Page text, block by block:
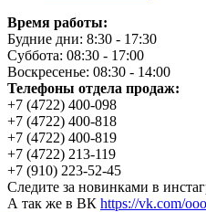
Время работы:
Будние дни: 8:30 - 17:30
Суббота: 08:30 - 17:00
Воскресенье: 08:30 - 14:00
Телефоны отдела продаж:
+7 (4722) 400-098
+7 (4722) 400-818
+7 (4722) 400-819
+7 (4722) 213-119
+7 (910) 223-52-45
Следите за новинками в
А так же в ВК https://vk.com/